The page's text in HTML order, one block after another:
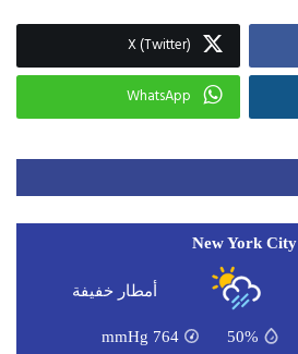
X (Twitter)
WhatsApp
New York City
أمطار خفيفة
50%
764
mmHg